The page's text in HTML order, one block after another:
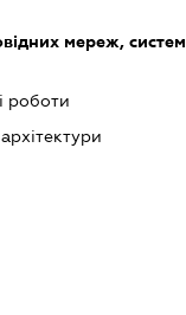
мереж,
роботи